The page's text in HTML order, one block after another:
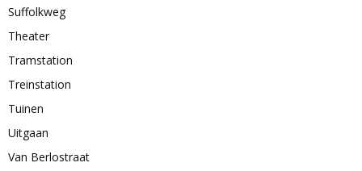
Suffolkweg
Theater
Tramstation
Treinstation
Tuinen
Uitgaan
Van Berlostraat